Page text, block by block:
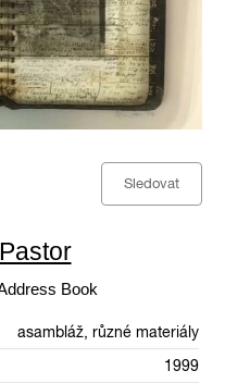
Sledovat
Book
asambláž, různé materiály
1999